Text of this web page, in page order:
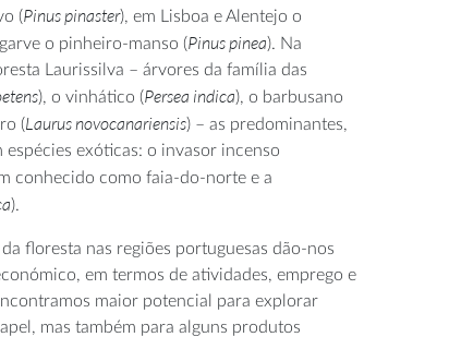
(Pinus pinaster), em Lisboa e Alentejo o
o pinheiro-manso (Pinus pinea). Na
Laurissilva – árvores da família das
), o vinhático (Persea indica), o barbusano
(Laurus novocanariensis) – as predominantes,
exóticas: o invasor incenso
conhecido como faia-do-norte e a
).
floresta nas regiões portuguesas dão-nos
em termos de atividades, emprego e
maior potencial para explorar
mas também para alguns produtos